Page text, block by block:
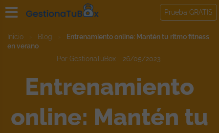
Prueba GRATIS
Inicio › Blog ›
Entrenamiento online: Mantén tu ritmo fitness
en verano
Por GestionaTuBox
26/05/2023
Entrenamiento
online: Mantén tu